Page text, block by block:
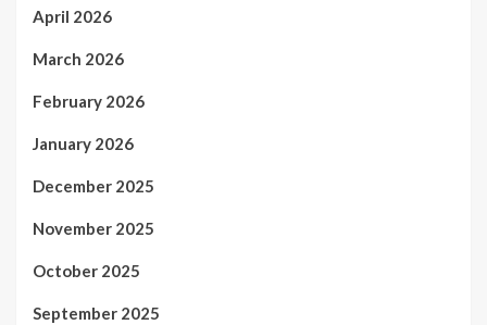
April 2026
March 2026
February 2026
January 2026
December 2025
November 2025
October 2025
September 2025